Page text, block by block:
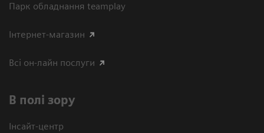
Парк обладнання teamplay
Інтернет-магазин
Всі он-лайн послуги
В полі зору
Інсайт-центр